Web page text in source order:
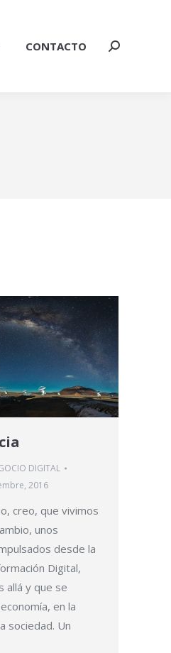
CONTACTO Buscar:
DIGITAL
2016
creo, que vivimos
unos
desde la
Digital,
allá y que se
en la
sociedad. Un